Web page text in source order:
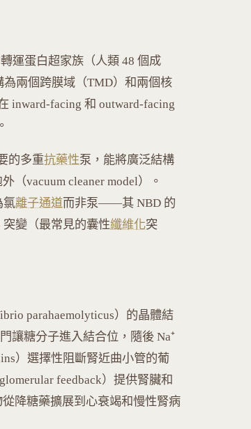
運蛋白超家族（人類 48 個成
為兩個跨膜域（TMD）和兩個核
inward-facing 和 outward-facing
的多重抗藥性泵，能將廣泛結構
（vacuum cleaner model）。
氯離子通道而非泵——其 NBD 的
突變（最常見的囊性纖維化突
parahaemolyticus）的晶體結
讓糖分子進入結合位，隨後 Na⁺
）選擇性阻斷腎近曲小管的葡
feedback）提供腎臟和
降糖藥擴展到心衰竭和慢性腎病